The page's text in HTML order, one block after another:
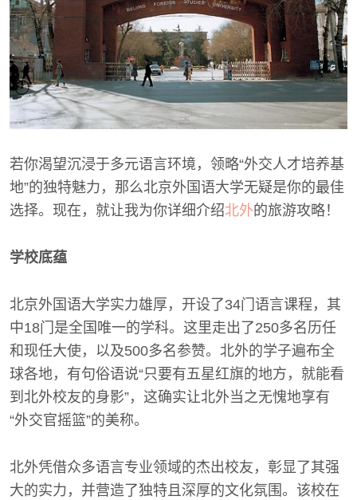
若你渴望沉浸于多元语言环境，领略“外交人才培养基
地”的独特魅力，那么北京外国语大学无疑是你的最佳
选择。现在，就让我为你详细介绍北外的旅游攻略！
学校底蕴
北京外国语大学实力雄厚，开设了34门语言课程，其
中18门是全国唯一的学科。这里走出了250多名历任
和现任大使，以及500多名参赞。北外的学子遍布全
球各地，有句俗语说“只要有五星红旗的地方，就能看
到北外校友的身影”，这确实让北外当之无愧地享有
“外交官摇篮”的美称。
北外凭借众多语言专业领域的杰出校友，彰显了其强
大的实力，并营造了独特且深厚的文化氛围。该校在